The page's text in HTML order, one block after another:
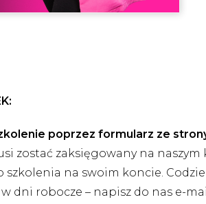
poprzez formularz ze
zostać zaksięgowany na
szkolenia na swoim koncie.
dni robocze – napisz do nas e-